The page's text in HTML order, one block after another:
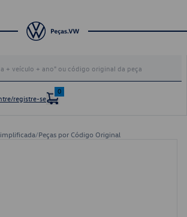
registre-se
0
/Peças por Código Original